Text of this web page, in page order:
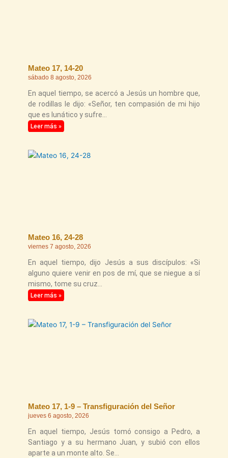
Mateo 17, 14-20
sábado 8 agosto, 2026
En aquel tiempo, se acercó a Jesús un hombre que,
de rodillas le dijo: «Señor, ten compasión de mi hijo
que es lunático y sufre
Leer más »
Mateo 16, 24-28
viernes 7 agosto, 2026
En aquel tiempo, dijo Jesús a sus discípulos: «Si
alguno quiere venir en pos de mí, que se niegue a sí
mismo, tome su cruz
Leer más »
Mateo 17, 1-9 – Transfiguración del Señor
jueves 6 agosto, 2026
En aquel tiempo, Jesús tomó consigo a Pedro, a
Santiago y a su hermano Juan, y subió con ellos
aparte a un monte alto. Se